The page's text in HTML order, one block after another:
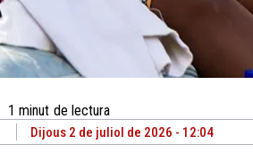
1 minut de lectura
Dijous 2 de juliol de 2026 - 12:04